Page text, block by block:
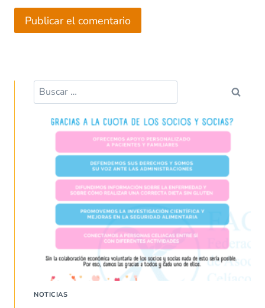
Buscar:
NOTICIAS